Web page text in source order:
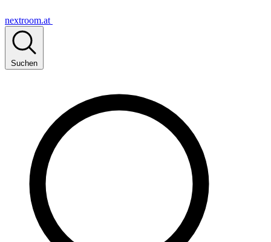
nextroom.at
Suchen